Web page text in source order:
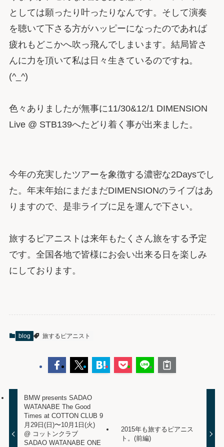
としては願ったり叶ったりなんです。そして演奏
を聴いて下さる方がハッピーになったのであれば
疲れもどこかへ吹っ飛んでしまいます。結局皆さ
んに力を頂いて私は日々生きているのですね。
(^_^)
色々ありましたが無事に11/30&12/1 DIMENSION
Live @ STB139へたどり着く事が出来ました。
今年の充実したツアーを象徴する濃密な2Daysでし
た。年末年始にまだまだDIMENSIONのライブはあ
りますので、是非ライブに足を運んで下さい。
旅するピアニストは来年もたくさん旅をする予定
です。全国各地で皆様にお会い出来る日を楽しみ
にしております。
blog 旅するピアニスト
BMW presents SADAO
WATANABE The Good
Times at COTTON CLUB 9
月29日(日)〜10月1日(火)
@ コットンクラブ
SADAO WATANABE ONE
2015年も旅するピアニス
ト。(前編)